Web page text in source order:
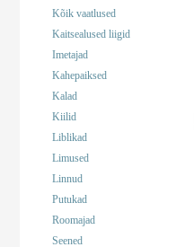
Kõik vaatlused
Kaitsealused liigid
Imetajad
Kahepaiksed
Kalad
Kiilid
Liblikad
Limused
Linnud
Putukad
Roomajad
Seened